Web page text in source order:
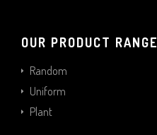
OUR PRODUCT RANGE
Random
Uniform
Plant